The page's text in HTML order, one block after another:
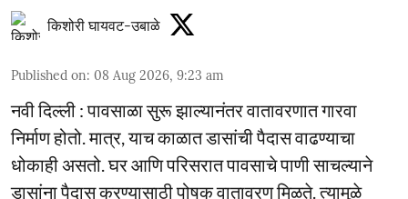
किशोरी घायवट-उबाळे
Published on: 08 Aug 2026, 9:23 am
नवी दिल्ली : पावसाळा सुरू झाल्यानंतर वातावरणात गारवा
निर्माण होतो. मात्र, याच काळात डासांची पैदास वाढण्याचा
धोकाही असतो. घर आणि परिसरात पावसाचे पाणी साचल्याने
डासांना पैदास करण्यासाठी पोषक वातावरण मिळते. त्यामुळे